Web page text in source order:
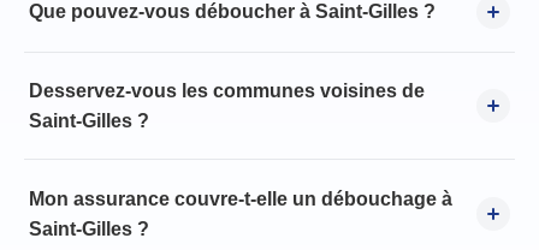
Que pouvez-vous déboucher à Saint-Gilles ?
Desservez-vous les communes voisines de
Saint-Gilles ?
Mon assurance couvre-t-elle un débouchage à
Saint-Gilles ?